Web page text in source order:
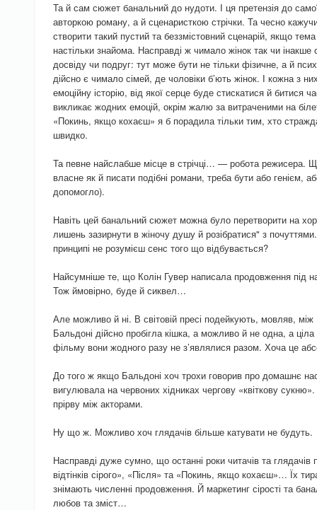
Та й сам сюжет банальний до нудоти. І ця претензія до
авторкою роману, а й сценаристкою стрічки. Та чесно
створити такий пустий та беззмістовний сценарій, якщо
настільки знайома. Насправді ж чимало жінок так чи
досвіду чи подруг: тут може бути не тільки фізичне, а й
дійсно є чимало сімей, де чоловіки б’ють жінок. І кожна з
емоційну історію, від якої серце буде стискатися й битися
викликає жодних емоцій, окрім жалю за витраченими на
«Покинь, якщо кохаєш» я б порадила тільки тим, хто
швидко.
Та певне найслабше місце в стрічці… — робота режисера.
власне як й писати подібні романи, треба бути або генієм,
допомогло).
Навіть цей банальний сюжет можна було перетворити на
лишень зазирнути в жіночу душу й розібратися" з
принципі не розумієш сенс того що відбувається?
Найсумніше те, що Колін Гувер написала продовження під
Тож ймовірно, буде й сиквел…
Але можливо й ні. В світовій пресі подейкують, мовляв,
Бальдоні дійсно пробігла кішка, а можливо й не одна, а
фільму вони жодного разу не з’являлися разом. Хоча це
До того ж якщо Бальдоні хоч трохи говорив про домашнє
вигулювала на червоних хідниках чергову «квіткову
прірву між акторами.
Ну що ж. Можливо хоч глядачів більше катувати не будуть.
Насправді дуже сумно, що останні роки читачів та
відтінків сірого», «Після» та «Покинь, якщо кохаєш»… Їх
знімають численні продовження. Й маркетинг сірості та
любов та зміст…